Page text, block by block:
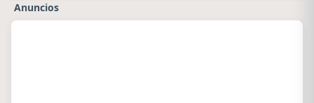
Anuncios